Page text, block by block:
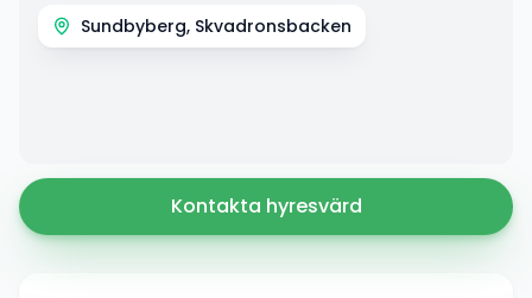
Sundbyberg, Skvadronsbacken
Kontakta hyresvärd